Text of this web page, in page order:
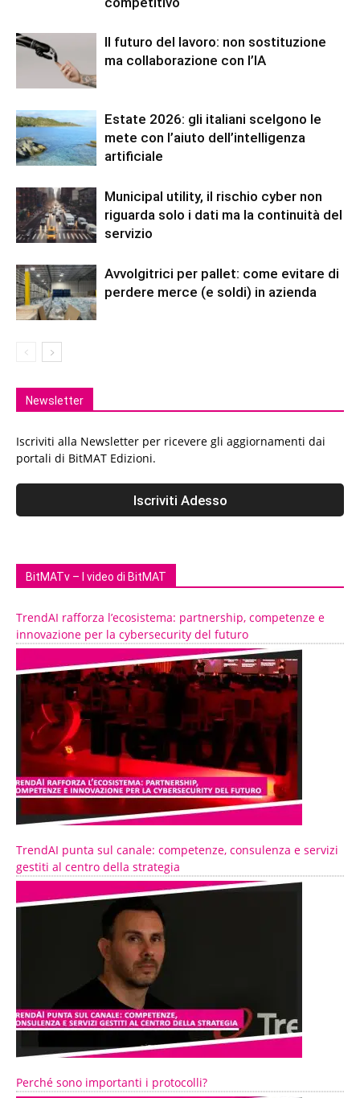
Il futuro del lavoro: non sostituzione
ma collaborazione con l’IA
Estate 2026: gli italiani scelgono le
mete con l’aiuto dell’intelligenza
artificiale
Municipal utility, il rischio cyber non
riguarda solo i dati ma la continuità del
servizio
Avvolgitrici per pallet: come evitare di
perdere merce (e soldi) in azienda
Newsletter
Iscriviti alla Newsletter per ricevere gli aggiornamenti dai
portali di BitMAT Edizioni.
BitMATv – I video di BitMAT
TrendAI rafforza l’ecosistema: partnership, competenze e
innovazione per la cybersecurity del futuro
TrendAI punta sul canale: competenze, consulenza e servizi
gestiti al centro della strategia
Perché sono importanti i protocolli?